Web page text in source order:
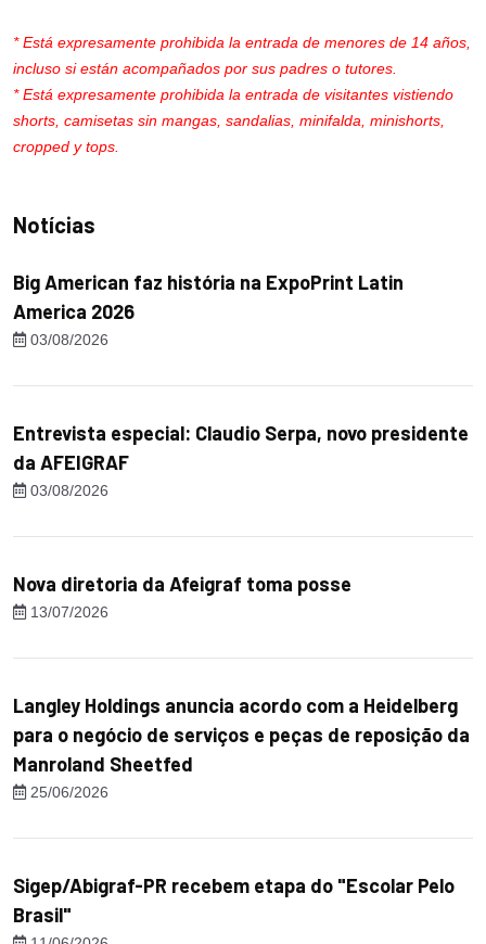
* Está expresamente prohibida la entrada de menores de 14 años,
incluso si están acompañados por sus padres o tutores.
* Está expresamente prohibida la entrada de visitantes vistiendo
shorts, camisetas sin mangas, sandalias, minifalda, minishorts,
cropped y tops.
Notícias
Big American faz história na ExpoPrint Latin
America 2026
03/08/2026
Entrevista especial: Claudio Serpa, novo presidente
da AFEIGRAF
03/08/2026
Nova diretoria da Afeigraf toma posse
13/07/2026
Langley Holdings anuncia acordo com a Heidelberg
para o negócio de serviços e peças de reposição da
Manroland Sheetfed
25/06/2026
Sigep/Abigraf-PR recebem etapa do "Escolar Pelo
Brasil"